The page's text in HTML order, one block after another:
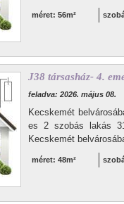
méret: 56m²
J38 társasház- 4.
feladva: 2026. május 08.
Kecskemét
es 2 szobás lakás
Kecskemét
méret: 48m²